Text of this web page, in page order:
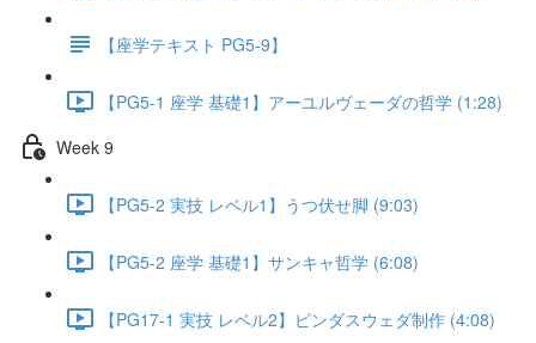
【座学テキスト PG5-9】
【PG5-1 座学 基礎1】アーユルヴェーダの哲学 (1:28)
Week 9
【PG5-2 実技 レベル1】うつ伏せ脚 (9:03)
【PG5-2 座学 基礎1】サンキャ哲学 (6:08)
【PG17-1 実技 レベル2】ピンダスウェダ制作 (4:08)